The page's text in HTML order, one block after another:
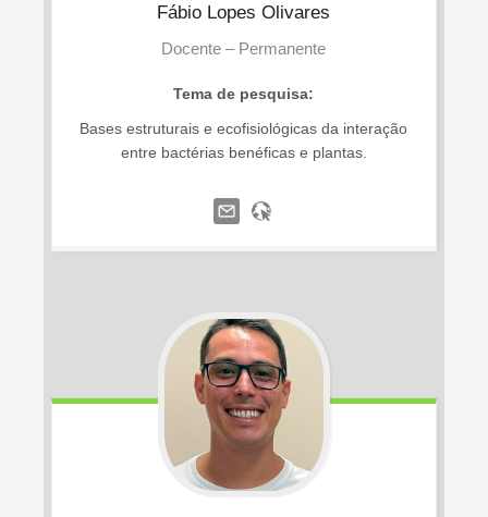
Fábio Lopes Olivares
Docente – Permanente
Tema de pesquisa:
Bases estruturais e ecofisiológicas da interação
entre bactérias benéficas e plantas.